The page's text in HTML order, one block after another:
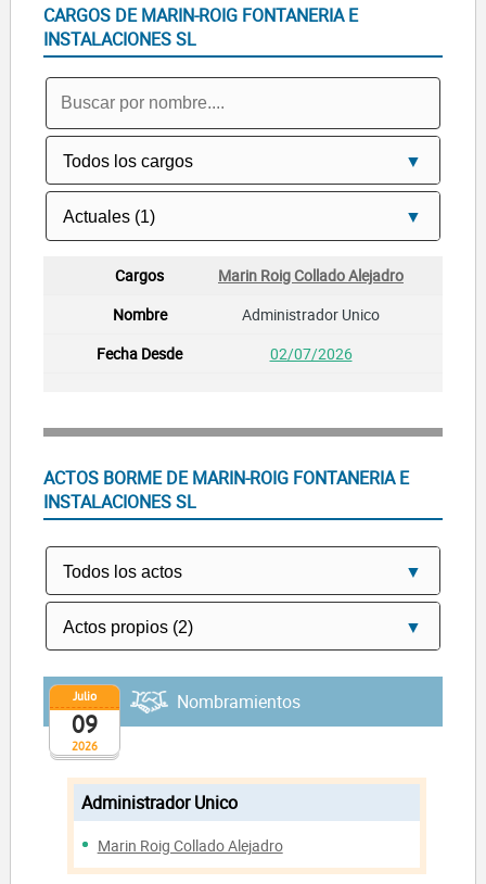
CARGOS DE MARIN-ROIG FONTANERIA E
INSTALACIONES SL
Marin Roig Collado Alejadro
Administrador Unico
02/07/2026
ACTOS BORME DE MARIN-ROIG FONTANERIA E
INSTALACIONES SL
2026
Julio
09
Nombramientos
Administrador Unico
Marin Roig Collado Alejadro